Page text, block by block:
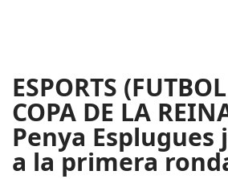
ESPORTS
COPA DE LA
Penya Esplugues
a la primera